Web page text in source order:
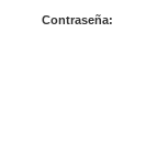
Contraseña: